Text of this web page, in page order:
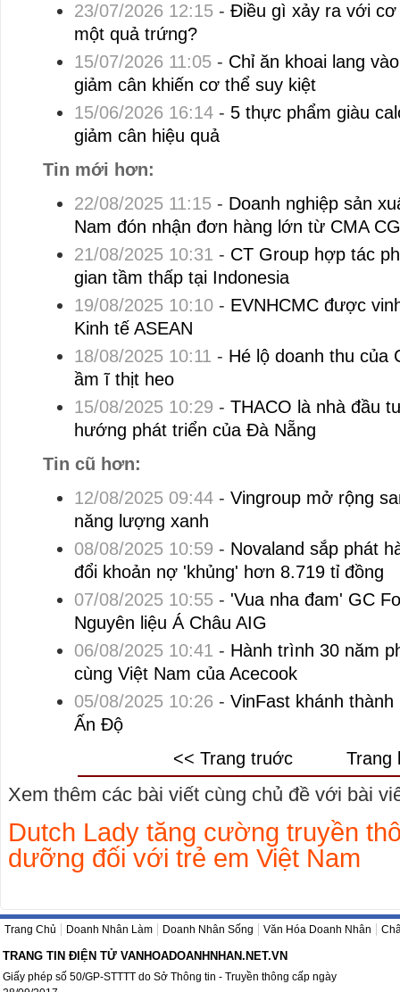
23/07/2026 12:15- Điều gì xảy ra với cơ
một quả trứng?
15/07/2026 11:05- Chỉ ăn khoai lang
giảm cân khiến cơ thể suy kiệt
15/06/2026 16:14- 5 thực phẩm giàu
giảm cân hiệu quả
Tin mới hơn:
22/08/2025 11:15- Doanh nghiệp sản
Nam đón nhận đơn hàng lớn từ CMA
21/08/2025 10:31 - CT Group hợp tác
gian tầm thấp tại Indonesia
19/08/2025 10:10- EVNHCMC được
Kinh tế ASEAN
18/08/2025 10:11 - Hé lộ doanh thu của
ầm ĩ thịt heo
15/08/2025 10:29 - THACO là nhà đầu
hướng phát triển của Đà Nẵng
Tin cũ hơn:
12/08/2025 09:44- Vingroup mở rộng
năng lượng xanh
08/08/2025 10:59 - Novaland sắp phát
đổi khoản nợ 'khủng' hơn 8.719 tỉ đồng
07/08/2025 10:55- 'Vua nha đam' GC
Nguyên liệu Á Châu AIG
06/08/2025 10:41 - Hành trình 30 năm
cùng Việt Nam của Acecook
05/08/2025 10:26 - VinFast khánh
Ấn Độ
<< Trang truớc
Trang
Xem thêm các bài viết cùng chủ đề với bài
Dutch Lady tăng cường truyền
dưỡng đối với trẻ em Việt Nam
Trang Chủ Doanh Nhân Làm Doanh Nhân Sống Văn Hóa Doanh Nhân
TRANG TIN ĐIỆN TỬ VANHOADOANHNHAN.NET.VN
Giấy phép số 50/GP-STTTT do Sở Thông tin - Truyền thông cấp ngày